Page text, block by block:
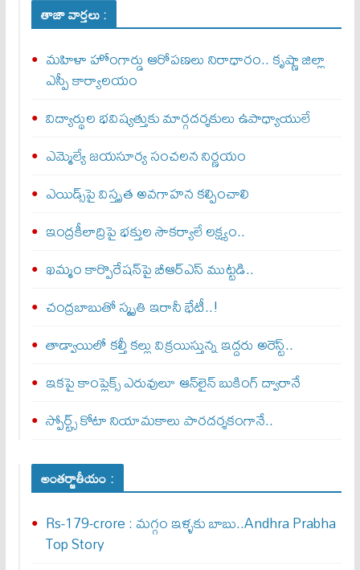
తాజా వార్తలు :
మహిళా హోంగార్డు ఆరోపణలు నిరాధారం.. కృష్ణా జిల్లా
ఎస్పీ కార్యాలయం
విద్యార్థుల భవిష్యత్తుకు మార్గదర్శకులు ఉపాధ్యాయులే
ఎమ్మెల్యే జయసూర్య సంచలన నిర్ణయం
ఎయిడ్స్‌పై విస్తృత అవగాహన కల్పించాలి
ఇంద్రకీలాద్రిపై భక్తుల సౌకర్యాలే లక్ష్యం..
ఖమ్మం కార్పొరేషన్‌పై బీఆర్ఎస్ ముట్టడి..
చంద్రబాబుతో స్మృతి ఇరానీ భేటీ..!
తాడ్వాయిలో కల్తీ కల్లు విక్రయిస్తున్న ఇద్దరు అరెస్ట్..
ఇకపై కాంప్లెక్స్ ఎరువులూ ఆన్‌లైన్ బుకింగ్ ద్వారానే
స్పోర్ట్స్ కోటా నియామకాలు పారదర్శకంగానే..
అంతర్జాతీయం :
Rs-179-crore : మ‌గ్గం ఇళ్ళ‌కు బాబు..Andhra Prabha
Top Story